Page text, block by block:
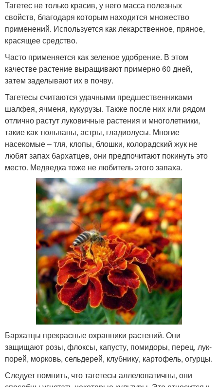
Тагетес не только красив, у него масса полезных
свойств, благодаря которым находится множество
применений. Используется как лекарственное, пряное,
красящее средство.
Часто применяется как зеленое удобрение. В этом
качестве растение выращивают примерно 60 дней,
затем заделывают их в почву.
Тагетесы считаются удачными предшественниками
шалфея, ячменя, кукурузы. Также после них или рядом
отлично растут луковичные растения и многолетники,
такие как тюльпаны, астры, гладиолусы. Многие
насекомые – тля, клопы, блошки, колорадский жук не
любят запах бархатцев, они предпочитают покинуть это
место. Медведка тоже не любитель этого запаха.
Бархатцы прекрасные охранники растений. Они
защищают розы, флоксы, капусту, помидоры, перец, лук-
порей, морковь, сельдерей, клубнику, картофель, огурцы.
Следует помнить, что тагетесы аллелопатичны, они